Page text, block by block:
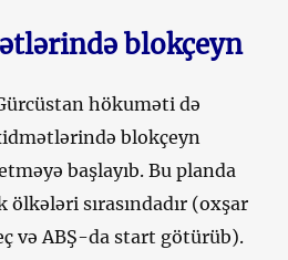
blokçeyn
hökuməti də
blokçeyn
başlayıb. Bu planda
sırasındadır (oxşar
və ABŞ-da start götürüb).